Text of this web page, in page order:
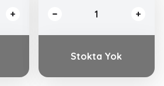
Stokta Yok